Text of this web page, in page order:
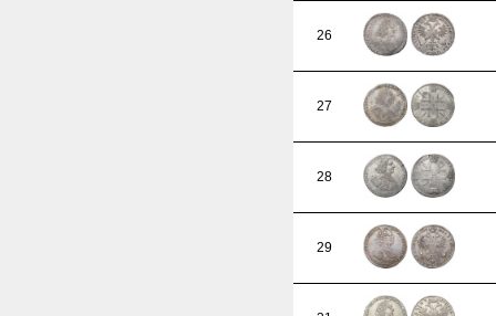
26
27
28
29